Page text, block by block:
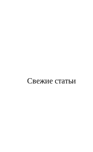
Свежие статьи